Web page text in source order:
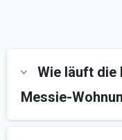
Wie läuft die
Messie-